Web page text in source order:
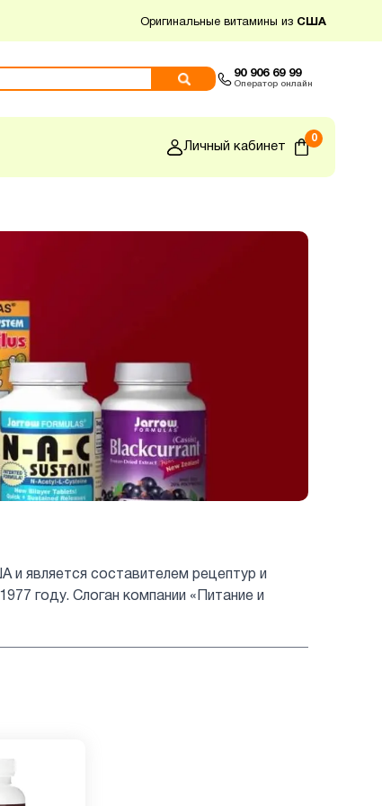
Оригинальные витамины из США
90 906 69 99
Оператор онлайн
Личный кабинет
0
является составителем рецептур и
году. Слоган компании «Питание и